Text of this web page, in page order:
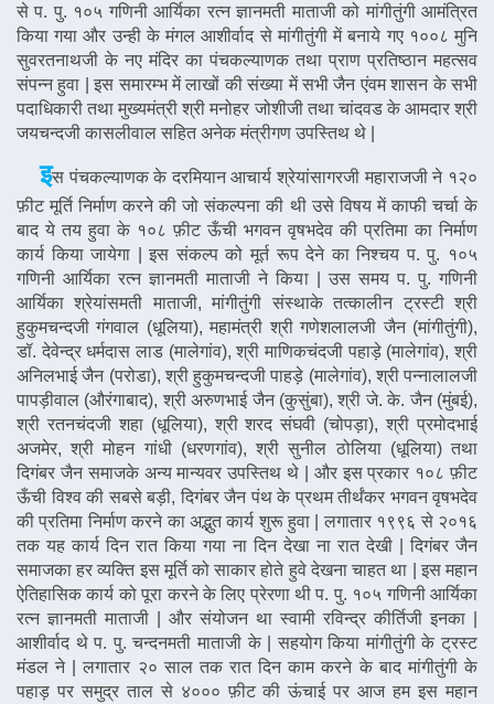
से प. पु. १०५ गणिनी आर्यिका रत्न ज्ञानमती माताजी को मांगीतुंगी आमंत्रित
किया गया और उन्ही के मंगल आशीर्वाद से मांगीतुंगी में बनाये गए १००८ मुनि
सुवरतनाथजी के नए मंदिर का पंचकल्याणक तथा प्राण प्रतिष्ठान महत्सव
संपन्न हुवा | इस समारम्भ में लाखों की संख्या में सभी जैन एंवम शासन के सभी
पदाधिकारी तथा मुख्यमंत्री श्री मनोहर जोशीजी तथा चांदवड के आमदार श्री
जयचन्दजी कासलीवाल सहित अनेक मंत्रीगण उपस्तिथ थे |
इस पंचकल्याणक के दरमियान आचार्य श्रेयांसागरजी महाराजजी ने १२०
फ़ीट मूर्ति निर्माण करने की जो संकल्पना की थी उसे विषय में काफी चर्चा के
बाद ये तय हुवा के १०८ फ़ीट ऊँची भगवन वृषभदेव की प्रतिमा का निर्माण
कार्य किया जायेगा | इस संकल्प को मूर्त रूप देने का निश्चय प. पु. १०५
गणिनी आर्यिका रत्न ज्ञानमती माताजी ने किया | उस समय प. पु. गणिनी
आर्यिका श्रेयांसमती माताजी, मांगीतुंगी संस्थाके तत्कालीन ट्रस्टी श्री
हुकुमचन्दजी गंगवाल (धूलिया), महामंत्री श्री गणेशलालजी जैन (मांगीतुंगी),
डॉ. देवेन्द्र धर्मदास लाड (मालेगांव), श्री माणिकचंदजी पहाड़े (मालेगांव), श्री
अनिलभाई जैन (परोडा), श्री हुकुमचन्दजी पाहड़े (मालेगांव), श्री पन्नालालजी
पापड़ीवाल (औरंगाबाद), श्री अरुणभाई जैन (कुसुंबा), श्री जे. के. जैन (मुंबई),
श्री रतनचंदजी शहा (धूलिया), श्री शरद संघवी (चोपड़ा), श्री प्रमोदभाई
अजमेर, श्री मोहन गांधी (धरणगांव), श्री सुनील ठोलिया (धूलिया) तथा
दिगंबर जैन समाजके अन्य मान्यवर उपस्तिथ थे | और इस प्रकार १०८ फ़ीट
ऊँची विश्व की सबसे बड़ी, दिगंबर जैन पंथ के प्रथम तीर्थंकर भगवन वृषभदेव
की प्रतिमा निर्माण करने का अद्भुत कार्य शुरू हुवा | लगातार १९९६ से २०१६
तक यह कार्य दिन रात किया गया ना दिन देखा ना रात देखी | दिगंबर जैन
समाजका हर व्यक्ति इस मूर्ति को साकार होते हुवे देखना चाहत था | इस महान
ऐतिहासिक कार्य को पूरा करने के लिए प्रेरणा थी प. पु. १०५ गणिनी आर्यिका
रत्न ज्ञानमती माताजी | और संयोजन था स्वामी रविन्द्र कीर्तिजी इनका |
आशीर्वाद थे प. पु. चन्दनमती माताजी के | सहयोग किया मांगीतुंगी के ट्रस्ट
मंडल ने | लगातार २० साल तक रात दिन काम करने के बाद मांगीतुंगी के
पहाड़ पर समुद्र ताल से ४००० फ़ीट की ऊंचाई पर आज हम इस महान